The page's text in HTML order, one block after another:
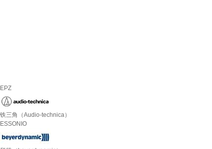
EPZ
铁三角（Audio-technica）
ESSONIO